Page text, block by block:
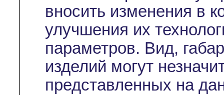
вносить изменения в
улучшения их
параметров. Вид,
изделий могут
представленных на